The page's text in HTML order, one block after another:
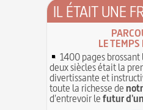
IL ÉTAIT UNE
LE
1400 pages brossant
deux siècles était la
divertissante et
toute la richesse de
d'entrevoir lefutur